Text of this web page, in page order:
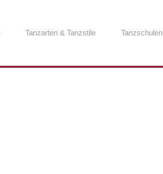
Tanzarten & Tanzstile Tanzschulen